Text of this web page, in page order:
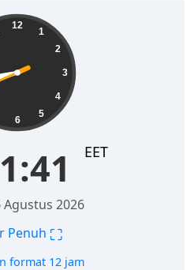
12
1
2
3
4
5
6
EET
Agustus 2026
Penuh ⛶
format 12 jam